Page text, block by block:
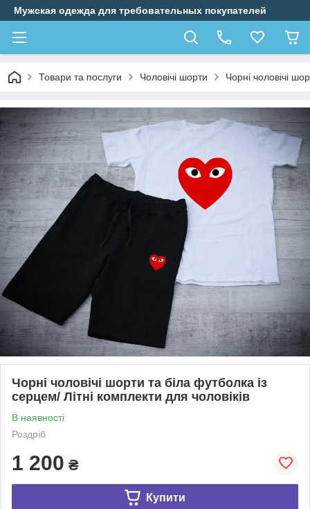
Мужская одежда для требовательных покупателей
Товари та послуги Чоловічі шорти Чорні чоловічі
Чорні чоловічі шорти та біла футболка із
серцем/ Літні комплекти для чоловіків
В наявності
Роздріб
1 200 ₴
Купити